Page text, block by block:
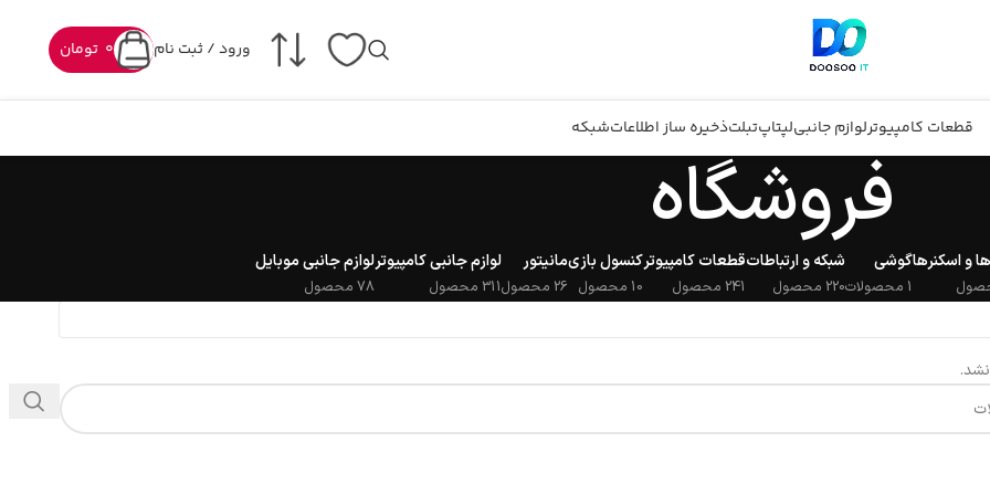
ورود / ثبت نام تومان 0
قطعات کامپیوترلوازم جانبیلپتاپتبلتذخیره ساز اطلاعاتشبکه
فروشگاه
و اسکنرهاگوشی
1 محصولات
شبکه و ارتباطات
220 محصول
قطعات کامپیوتر
241 محصول
کنسول بازی
10 محصول
مانیتور
26 محصول
لوازم جانبی کامپیوتر
311 محصول
لوازم جانبی موبایل
78 محصول